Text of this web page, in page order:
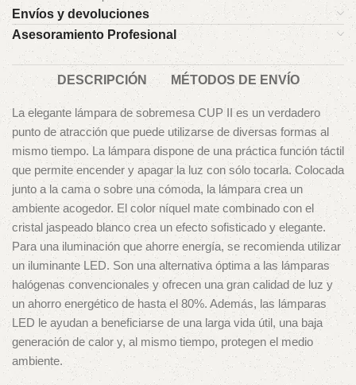
Envíos y devoluciones
Asesoramiento Profesional
DESCRIPCIÓN MÉTODOS DE ENVÍO
La elegante lámpara de sobremesa CUP II es un verdadero
punto de atracción que puede utilizarse de diversas formas al
mismo tiempo. La lámpara dispone de una práctica función táctil
que permite encender y apagar la luz con sólo tocarla. Colocada
junto a la cama o sobre una cómoda, la lámpara crea un
ambiente acogedor. El color níquel mate combinado con el
cristal jaspeado blanco crea un efecto sofisticado y elegante.
Para una iluminación que ahorre energía, se recomienda utilizar
un iluminante LED. Son una alternativa óptima a las lámparas
halógenas convencionales y ofrecen una gran calidad de luz y
un ahorro energético de hasta el 80%. Además, las lámparas
LED le ayudan a beneficiarse de una larga vida útil, una baja
generación de calor y, al mismo tiempo, protegen el medio
ambiente.